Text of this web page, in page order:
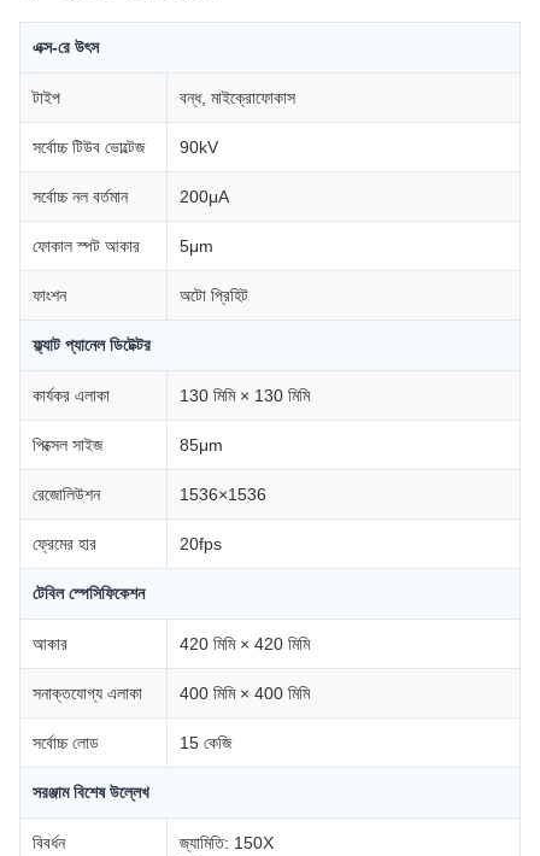
এক্স-রে উৎস
টাইপ বন্ধ, মাইক্রোফোকাস
সর্বোচ্চ টিউব ভোল্টেজ 90kV
সর্বোচ্চ নল বর্তমান 200μA
ফোকাল স্পট আকার 5μm
ফাংশন অটো প্রিহিট
ফ্ল্যাট প্যানেল ডিটেক্টর
কার্যকর এলাকা 130 মিমি × 130 মিমি
পিক্সেল সাইজ 85μm
রেজোলিউশন 1536×1536
ফ্রেমের হার 20fps
টেবিল স্পেসিফিকেশন
আকার 420 মিমি × 420 মিমি
সনাক্তযোগ্য এলাকা 400 মিমি × 400 মিমি
সর্বোচ্চ লোড 15 কেজি
সরঞ্জাম বিশেষ উল্লেখ
বিবর্ধন
জ্যামিতি: 150X